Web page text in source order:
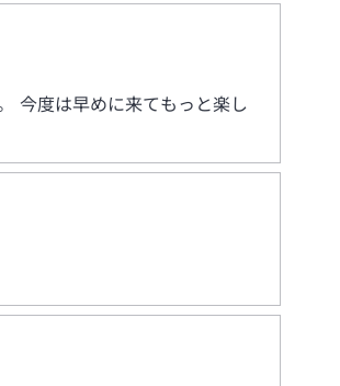
今度は早めに来てもっと楽し